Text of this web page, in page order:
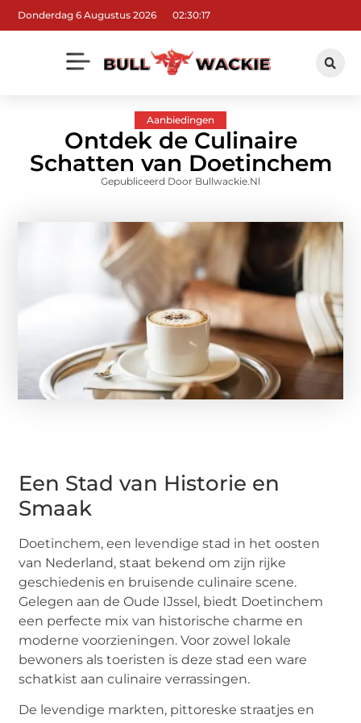
Donderdag 6 Augustus 2026 02:30:18
Aanbiedingen
Ontdek de Culinaire
Schatten van Doetinchem
Gepubliceerd Door Bullwackie.nl
Een Stad van Historie en
Smaak
Doetinchem, een levendige stad in het oosten
van Nederland, staat bekend om zijn rijke
geschiedenis en bruisende culinaire scene.
Gelegen aan de Oude IJssel, biedt Doetinchem
een perfecte mix van historische charme en
moderne voorzieningen. Voor zowel lokale
bewoners als toeristen is deze stad een ware
schatkist aan culinaire verrassingen.
De levendige markten, pittoreske straatjes en